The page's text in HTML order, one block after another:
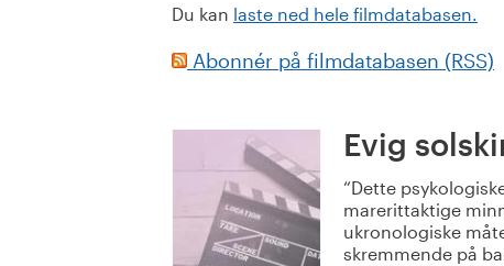
Du kan laste ned hele filmdatabasen.
Abonnér på filmdatabasen (RSS)
Evig
Dette
marerittaktige
ukronologiske
skremmende på